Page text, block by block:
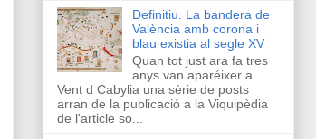
Definitiu. La bandera de
València amb corona i
blau existia al segle XV
Quan tot just ara fa tres
anys van aparéixer a
Vent d Cabylia una sèrie de posts
arran de la publicació a la Viquipèdia
de l'article so...